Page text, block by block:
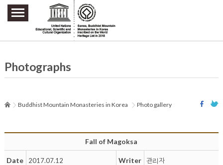
주요메뉴 바로가기
본문 바로가기
하단메뉴 바로가기
Photographs
Buddhist Mountain Monasteries in Korea Photo gallery
Fall of Magoksa
Date 2017.07.12 Writer 관리자